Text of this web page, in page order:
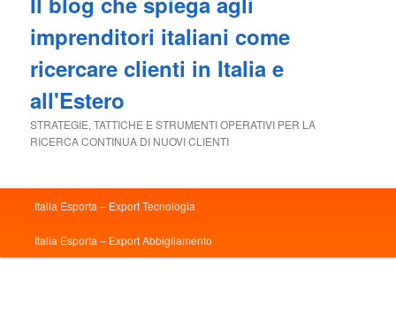
imprenditori italiani come
ricercare clienti in Italia e
all'Estero
STRATEGIE, TATTICHE E STRUMENTI OPERATIVI PER LA
RICERCA CONTINUA DI NUOVI CLIENTI
principale
Italia Esporta – Export Tecnologia
Italia Esporta – Export Abbigliamento